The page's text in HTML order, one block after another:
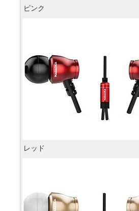
ピンク
レッド